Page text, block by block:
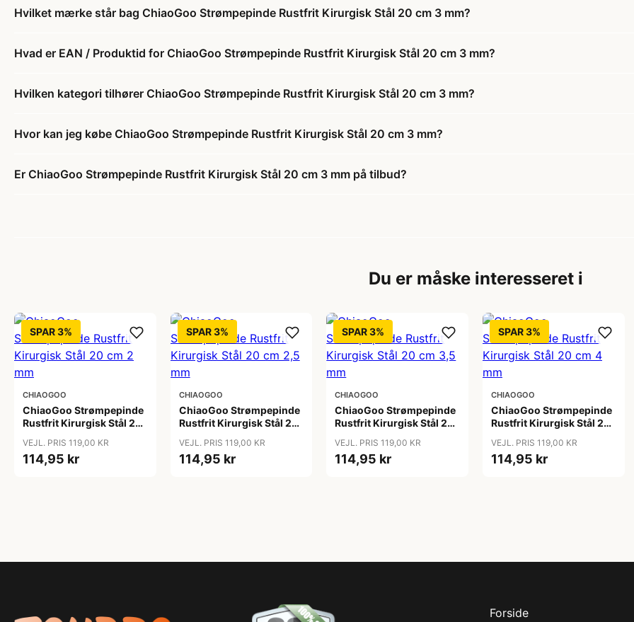
Hvilket mærke står bag ChiaoGoo Strømpepinde Rustfrit Kirurgisk Stål 20 cm 3 mm?
Hvad er EAN / Produktid for ChiaoGoo Strømpepinde Rustfrit Kirurgisk Stål 20 cm 3 mm?
Hvilken kategori tilhører ChiaoGoo Strømpepinde Rustfrit Kirurgisk Stål 20 cm 3 mm?
Hvor kan jeg købe ChiaoGoo Strømpepinde Rustfrit Kirurgisk Stål 20 cm 3 mm?
Er ChiaoGoo Strømpepinde Rustfrit Kirurgisk Stål 20 cm 3 mm på tilbud?
Du er måske interesseret i
SPAR 3%
CHIAOGOO
ChiaoGoo Strømpepinde
Rustfrit Kirurgisk Stål 20
VEJL. PRIS 119,00 KR
114,95 kr
SPAR 3%
CHIAOGOO
ChiaoGoo Strømpepinde
Rustfrit Kirurgisk Stål 20
VEJL. PRIS 119,00 KR
114,95 kr
SPAR 3%
CHIAOGOO
ChiaoGoo Strømpepinde
Rustfrit Kirurgisk Stål 20
VEJL. PRIS 119,00 KR
114,95 kr
SPAR 3%
CHIAOGOO
ChiaoGoo Strømpepinde
Rustfrit Kirurgisk Stål 20
VEJL. PRIS 119,00 KR
114,95 kr
Forside